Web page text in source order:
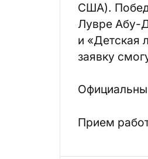
США).
Лувре Абу-
и «Детская
заявку
Прием